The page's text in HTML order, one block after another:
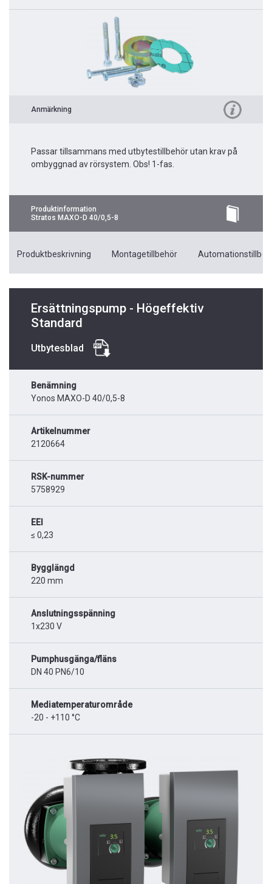
Anmärkning
Passar tillsammans med utbytestillbehör utan krav på
ombyggnad av rörsystem. Obs! 1-fas.
Produktinformation
Stratos MAXO-D 40/0,5-8
Produktbeskrivning Montagetillbehör
Ersättningspump - Högeffektiv
Standard
Utbytesblad
Benämning
Yonos MAXO-D 40/0,5-8
Artikelnummer
2120664
RSK-nummer
5758929
EEI
≤ 0,23
Bygglängd
220 mm
Anslutningsspänning
1x230 V
Pumphusgänga/fläns
DN 40 PN6/10
Mediatemperaturområde
-20 - +110 °C